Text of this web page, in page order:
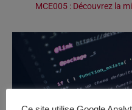
MCE005 : Découvrez la